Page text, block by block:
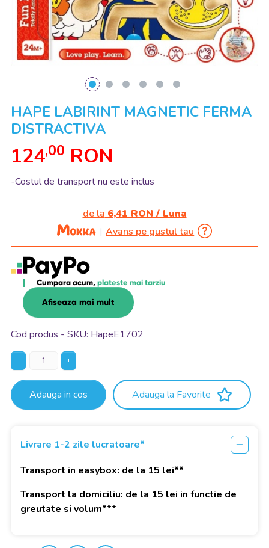
HAPE LABIRINT MAGNETIC FERMA
DISTRACTIVA
124,00 RON
-Costul de transport nu este inclus
de la 6,41 RON / Luna
Avans pe gustul tau
Cumpara acum, plateste mai tarziu
Afiseaza mai mult
Cod produs - SKU HapeE1702
− +
Adauga in cos Adauga la Favorite
Livrare 1-2 zile lucratoare*
Transport in easybox: de la 15 lei**
Transport la domiciliu: de la 15 lei in functie de
greutate si volum***